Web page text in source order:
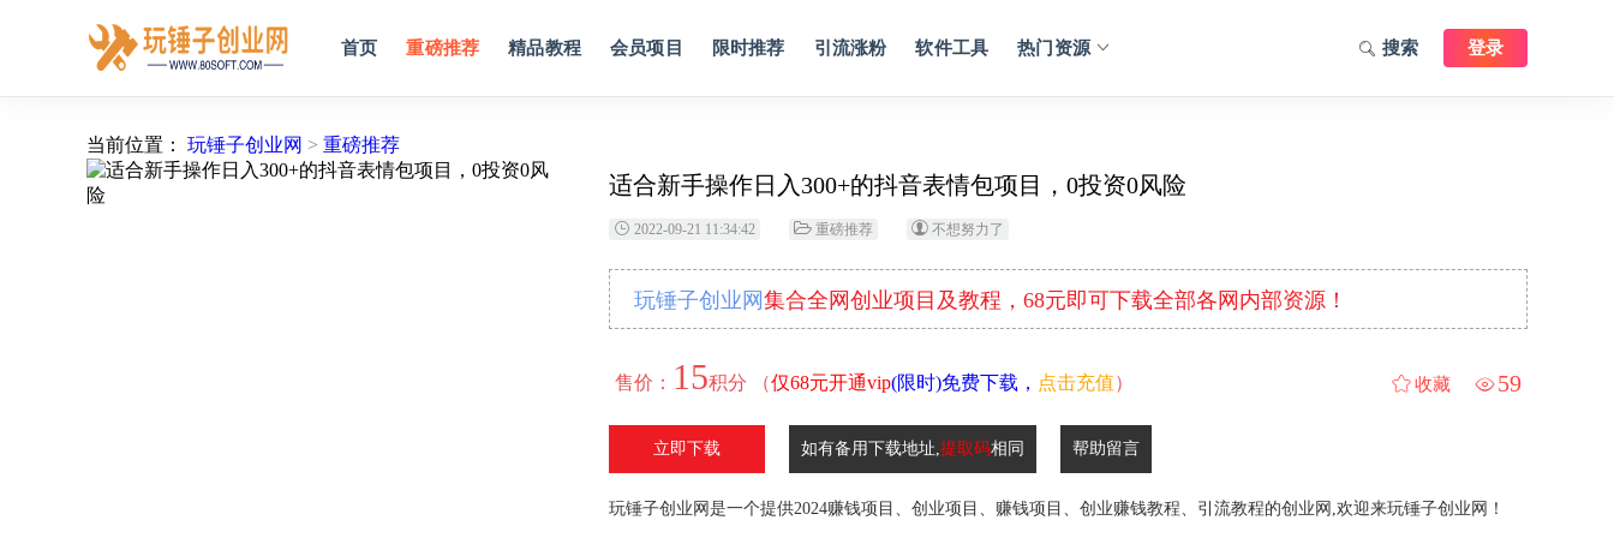
首页 重磅推荐 精品教程 会员项目 限时推荐 引流涨粉 软件工具 热门资源 登录
搜索
当前位置： 玩锤子创业网 > 重磅推荐
适合新手操作日入300+的抖音表情包项目，0投资0风险
2022-09-21 11:34:42 重磅推荐 不想努力了
玩锤子创业网 集合全网创业项目及教程，68元即可下载全部各网内部资源！
售价： 15积分 （仅68元开通vip(限时)免费下载， 点击充值） 59
收藏
立即下载 如有备用下载地址,提取码相同 帮助留言
玩锤子创业网是一个提供2024赚钱项目、创业项目、赚钱项目、创业赚钱教程、引流教程的创业网,欢迎来玩锤子创业网！